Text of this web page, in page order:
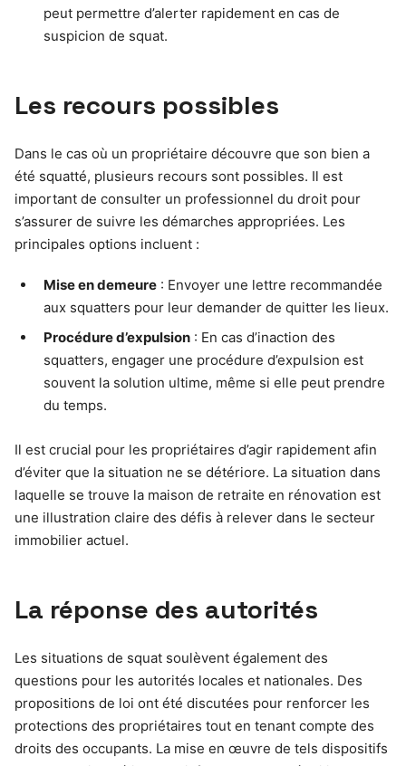
peut permettre d’alerter rapidement en cas de
suspicion de squat.
Les recours possibles
Dans le cas où un propriétaire découvre que son bien a
été squatté, plusieurs recours sont possibles. Il est
important de consulter un professionnel du droit pour
s’assurer de suivre les démarches appropriées. Les
principales options incluent :
Mise en demeure : Envoyer une lettre recommandée
aux squatters pour leur demander de quitter les lieux.
Procédure d’expulsion : En cas d’inaction des
squatters, engager une procédure d’expulsion est
souvent la solution ultime, même si elle peut prendre
du temps.
Il est crucial pour les propriétaires d’agir rapidement afin
d’éviter que la situation ne se détériore. La situation dans
laquelle se trouve la maison de retraite en rénovation est
une illustration claire des défis à relever dans le secteur
immobilier actuel.
La réponse des autorités
Les situations de squat soulèvent également des
questions pour les autorités locales et nationales. Des
propositions de loi ont été discutées pour renforcer les
protections des propriétaires tout en tenant compte des
droits des occupants. La mise en œuvre de tels dispositifs